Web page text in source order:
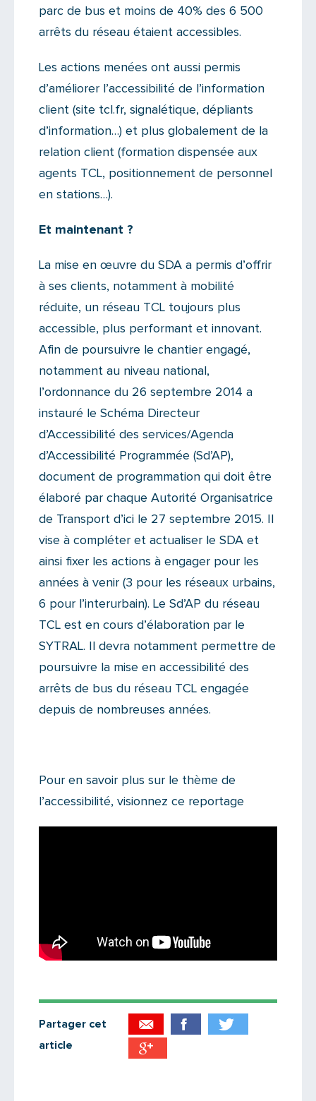
parc de bus et moins de 40% des 6 500
arrêts du réseau étaient accessibles.
Les actions menées ont aussi permis
d’améliorer l’accessibilité de l’information
client (site tcl.fr, signalétique, dépliants
d’information…) et plus globalement de la
relation client (formation dispensée aux
agents TCL, positionnement de personnel
en stations…).
Et maintenant ?
La mise en œuvre du SDA a permis d’offrir
à ses clients, notamment à mobilité
réduite, un réseau TCL toujours plus
accessible, plus performant et innovant.
Afin de poursuivre le chantier engagé,
notamment au niveau national,
l’ordonnance du 26 septembre 2014 a
instauré le Schéma Directeur
d’Accessibilité des services/Agenda
d’Accessibilité Programmée (Sd’AP),
document de programmation qui doit être
élaboré par chaque Autorité Organisatrice
de Transport d’ici le 27 septembre 2015. Il
vise à compléter et actualiser le SDA et
ainsi fixer les actions à engager pour les
années à venir (3 pour les réseaux urbains,
6 pour l’interurbain). Le Sd’AP du réseau
TCL est en cours d’élaboration par le
SYTRAL. Il devra notamment permettre de
poursuivre la mise en accessibilité des
arrêts de bus du réseau TCL engagée
depuis de nombreuses années.
Pour en savoir plus sur le thème de
l’accessibilité, visionnez ce reportage
Partager cet
article